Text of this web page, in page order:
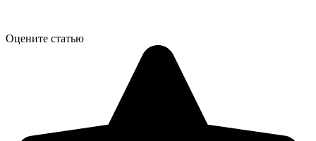
Оцените статью